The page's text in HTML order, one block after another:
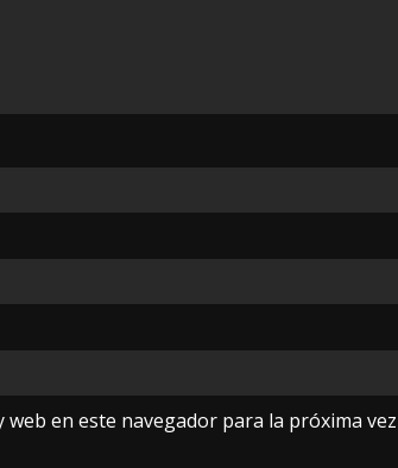
en este navegador para la próxima